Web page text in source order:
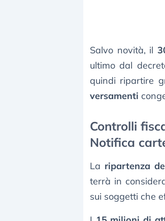
Salvo novità, il
ultimo dal
quindi ripartire
versamenti
Controlli
Notifica
La ripartenza
terrà in
sui soggetti che